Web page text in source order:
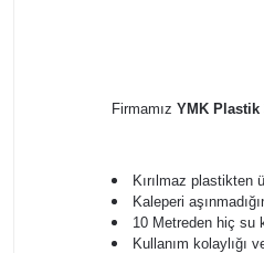
Firmamız YMK Plastik
Kırılmaz plastikten
Kaleperi
10 Metreden hiç su
Kullanım kolaylığı